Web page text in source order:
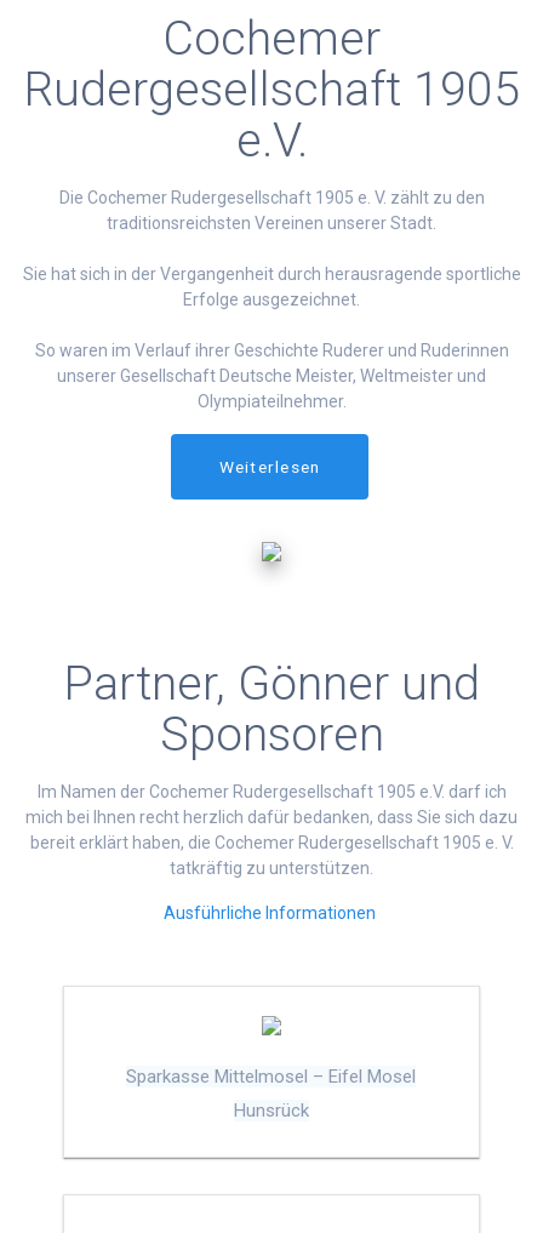
Cochemer
Rudergesellschaft 1905
e.V.
Die Cochemer Rudergesellschaft 1905 e. V. zählt zu den
traditionsreichsten Vereinen unserer Stadt.
Sie hat sich in der Vergangenheit durch herausragende sportliche
Erfolge ausgezeichnet.
So waren im Verlauf ihrer Geschichte Ruderer und Ruderinnen
unserer Gesellschaft Deutsche Meister, Weltmeister und
Olympiateilnehmer.
Weiterlesen
Partner, Gönner und
Sponsoren
Im Namen der Cochemer Rudergesellschaft 1905 e.V. darf ich
mich bei Ihnen recht herzlich dafür bedanken, dass Sie sich dazu
bereit erklärt haben, die Cochemer Rudergesellschaft 1905 e. V.
tatkräftig zu unterstützen.
Ausführliche Informationen
Sparkasse Mittelmosel – Eifel Mosel
Hunsrück